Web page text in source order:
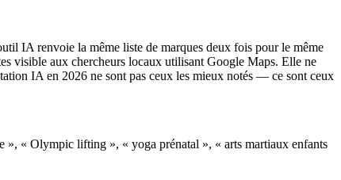
IA renvoie la même liste de marques deux fois pour le même
visible aux chercheurs locaux utilisant Google Maps. Elle ne
IA en 2026 ne sont pas ceux les mieux notés — ce sont ceux
», « Olympic lifting », « yoga prénatal », « arts martiaux enfants